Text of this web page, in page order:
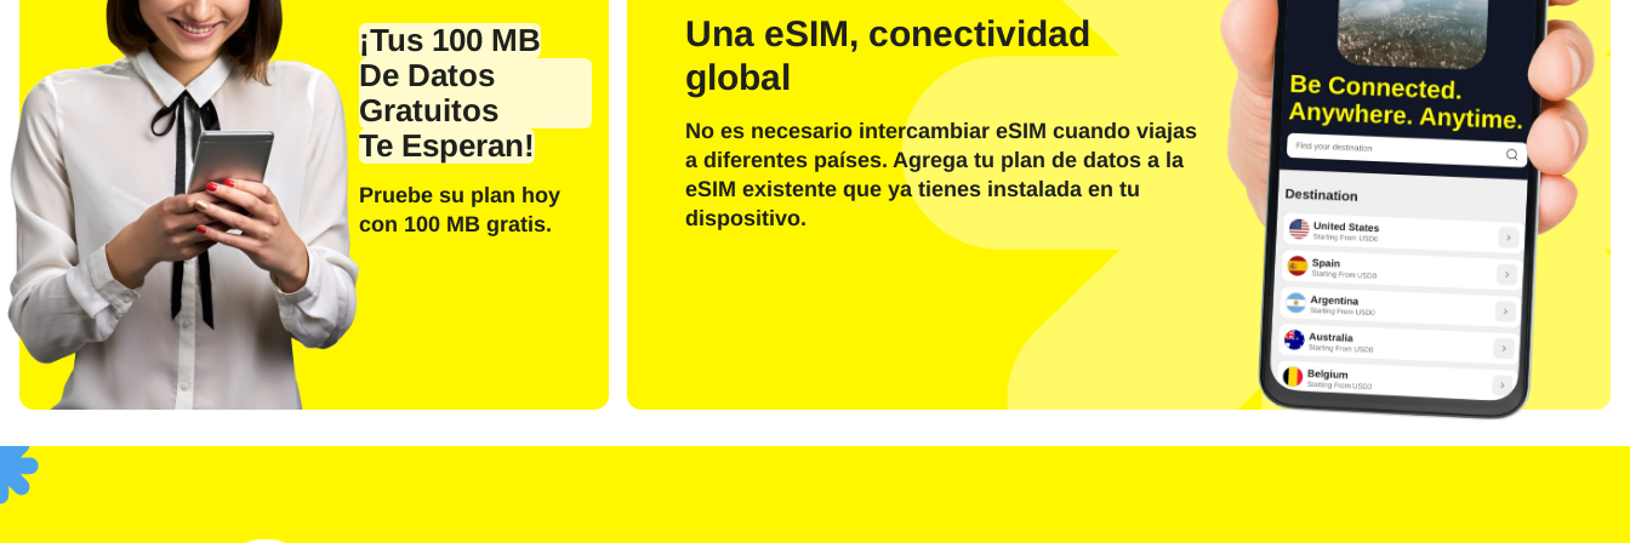
¡Tus 100 MB
De Datos
Gratuitos
Te Esperan!
Pruebe su plan hoy
con 100 MB gratis.
Una eSIM, conectividad
global
No es necesario intercambiar eSIM cuando viajas
a diferentes países. Agrega tu plan de datos a la
eSIM existente que ya tienes instalada en tu
dispositivo.
English Español
Cerrar ventana emergente
Seleccione moneda:
KRW - Won Surcoreano
Enviar Código OTP
O inicia sesión con